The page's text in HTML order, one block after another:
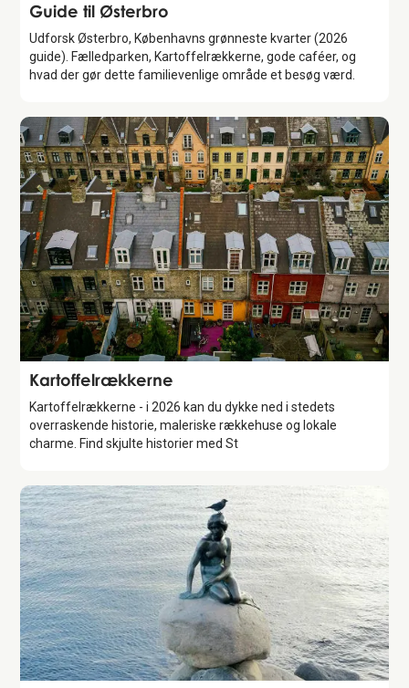
Guide
Guide til Østerbro
Udforsk Østerbro, Københavns grønneste kvarter (2026
guide). Fælledparken, Kartoffelrækkerne, gode caféer, og
hvad der gør dette familievenlige område et besøg værd.
Attraction
Kartoffelrækkerne
Kartoffelrækkerne - i 2026 kan du dykke ned i stedets
overraskende historie, maleriske rækkehuse og lokale
charme. Find skjulte historier med St